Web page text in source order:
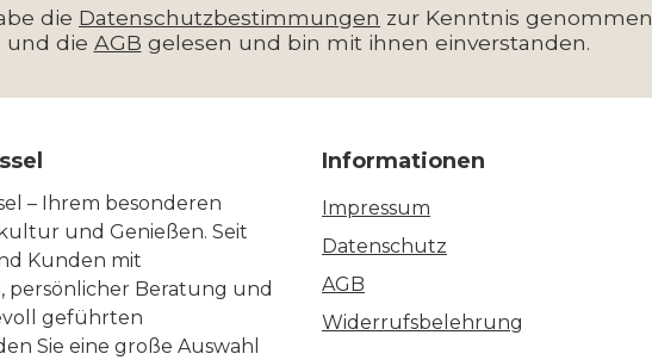
die Datenschutzbestimmungen zur Kenntnis genommen
und die AGB gelesen und bin mit ihnen einverstanden.
– Ihrem besonderen
und Genießen. Seit
Kunden mit
persönlicher Beratung und
geführten
Sie eine große Auswahl
Informationen
Impressum
Datenschutz
AGB
Widerrufsbelehrung